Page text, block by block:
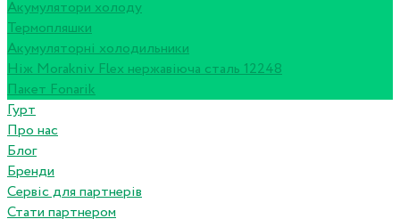
Акумулятори холоду
Термопляшки
Акумуляторні холодильники
Ніж Morakniv Flex нержавіюча сталь 12248
Пакет Fonarik
Гурт
Про нас
Блог
Бренди
Сервіс для партнерів
Стати партнером